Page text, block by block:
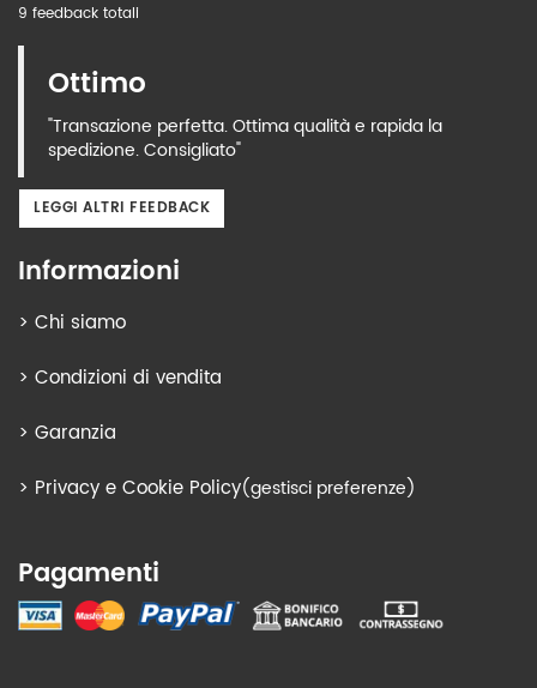
9 feedback totali
Ottimo
"Transazione perfetta. Ottima qualità e rapida la
spedizione. Consigliato"
LEGGI ALTRI FEEDBACK
Informazioni
> Chi siamo
> Condizioni di vendita
> Garanzia
> Privacy e Cookie Policy(gestisci preferenze)
Pagamenti